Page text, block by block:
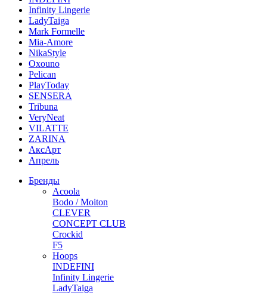
Infinity Lingerie
LadyTaiga
Mark Formelle
Mia-Amore
NikaStyle
Oxouno
Pelican
PlayToday
SENSERA
Tribuna
VeryNeat
VILATTE
ZARINA
АксАрт
Апрель
Бренды
Acoola
Bodo / Moiton
CLEVER
CONCEPT CLUB
Crockid
F5
Hoops
INDEFINI
Infinity Lingerie
LadyTaiga